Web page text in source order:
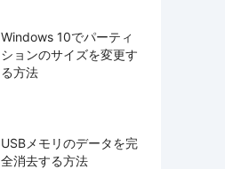
Windows 10でパーティ
ションのサイズを変更す
る方法
USBメモリのデータを完
全消去する方法